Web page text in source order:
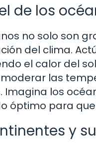
de los
no solo son
del clima.
el calor del
las
Imagina los
óptimo para
y